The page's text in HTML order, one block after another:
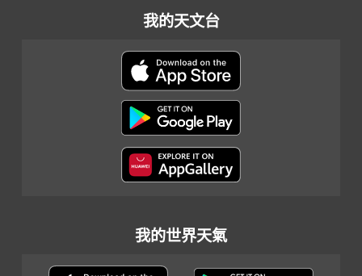
我的天文台
我的世界天氣